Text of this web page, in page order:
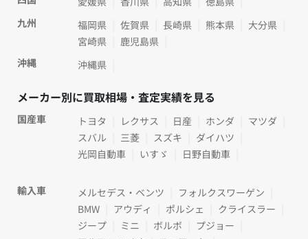
九州
福岡県 佐賀県 長崎県 熊本県
大分県
宮崎県
鹿児島県
沖縄
沖縄県
メーカー別に買取相場・査定実績を見る
国産車 トヨタ レクサス 日産 ホンダ
マツダ
スバル
三菱 スズキ
ダイハツ
光岡自動車
いすゞ 日野自動車
輸入車 メルセデス・ベンツ
フォルクスワーゲン
BMW
アウディ ポルシェ
クライスラー
ジープ
ミニ ボルボ
プジョー